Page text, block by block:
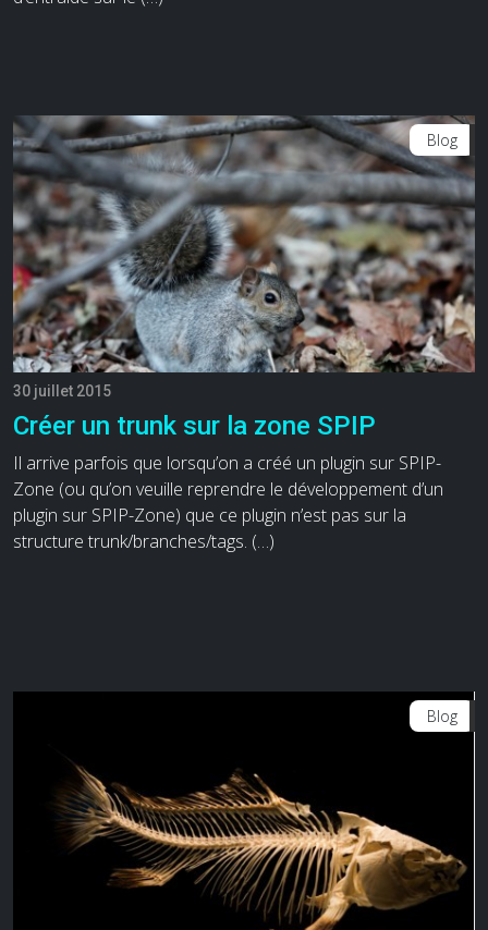
Blog
30 juillet 2015
Créer un trunk sur la zone SPIP
Il arrive parfois que lorsqu’on a créé un plugin sur SPIP-
Zone (ou qu’on veuille reprendre le développement d’un
plugin sur SPIP-Zone) que ce plugin n’est pas sur la
structure trunk/branches/tags. (…)
Blog